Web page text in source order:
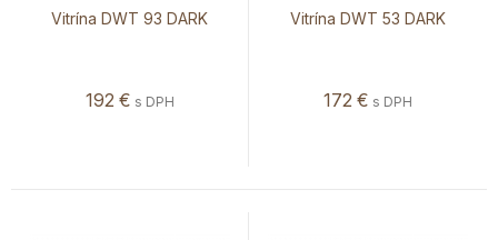
Vitrína DWT 93 DARK
192 € s DPH
Vitrína DWT 53 DARK
172 € s DPH